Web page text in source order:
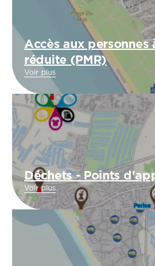
Accès aux
réduite (PMR)
Voir plus
Déchets - Points
Voir plus